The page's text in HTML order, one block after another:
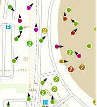
2
2
2
2
2
2 2
2